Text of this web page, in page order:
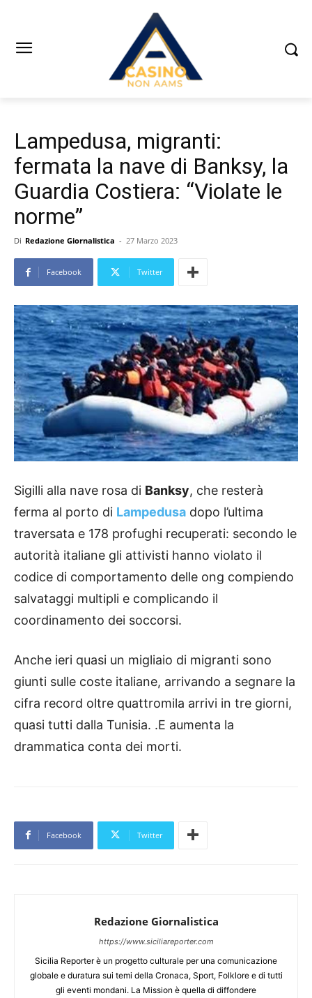
Lampedusa, migranti:
fermata la nave di Banksy, la
Guardia Costiera: “Violate le
norme”
Di Redazione Giornalistica - 27 Marzo 2023
Facebook Twitter
Sigilli alla nave rosa di Banksy, che resterà
ferma al porto di Lampedusa dopo l’ultima
traversata e 178 profughi recuperati: secondo le
autorità italiane gli attivisti hanno violato il
codice di comportamento delle ong compiendo
salvataggi multipli e complicando il
coordinamento dei soccorsi.
Anche ieri quasi un migliaio di migranti sono
giunti sulle coste italiane, arrivando a segnare la
cifra record oltre quattromila arrivi in tre giorni,
quasi tutti dalla Tunisia. .E aumenta la
drammatica conta dei morti.
Facebook Twitter
Redazione Giornalistica
https://www.siciliareporter.com
Sicilia Reporter è un progetto culturale per una comunicazione
globale e duratura sui temi della Cronaca, Sport, Folklore e di tutti
gli eventi mondani. La Mission è quella di diffondere